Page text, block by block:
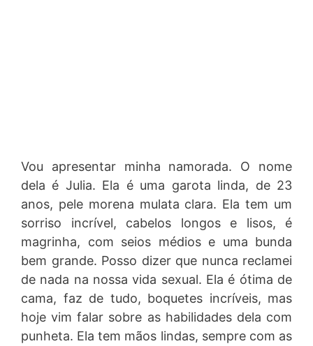
Vou apresentar minha namorada. O nome
dela é Julia. Ela é uma garota linda, de 23
anos, pele morena mulata clara. Ela tem um
sorriso incrível, cabelos longos e lisos, é
magrinha, com seios médios e uma bunda
bem grande. Posso dizer que nunca reclamei
de nada na nossa vida sexual. Ela é ótima de
cama, faz de tudo, boquetes incríveis, mas
hoje vim falar sobre as habilidades dela com
punheta. Ela tem mãos lindas, sempre com as